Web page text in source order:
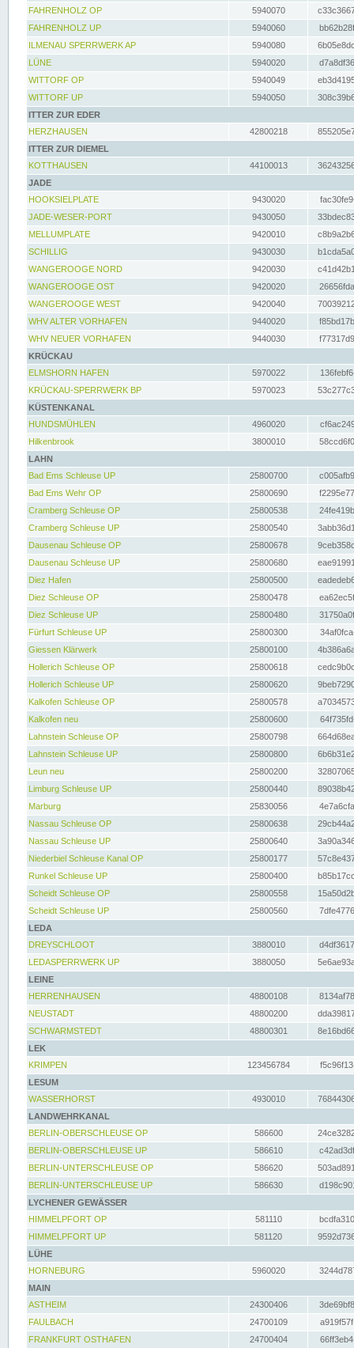
FAHRENHOLZ OP
5940070
FAHRENHOLZ UP
5940060
ILMENAU SPERRWERK AP
5940080
LÜNE
5940020
WITTORF OP
5940049
WITTORF UP
5940050
ITTER ZUR EDER
HERZHAUSEN
42800218
ITTER ZUR DIEMEL
KOTTHAUSEN
44100013
JADE
HOOKSIELPLATE
9430020
JADE-WESER-PORT
9430050
MELLUMPLATE
9420010
SCHILLIG
9430030
WANGEROOGE NORD
9420030
WANGEROOGE OST
9420020
WANGEROOGE WEST
9420040
WHV ALTER VORHAFEN
9440020
WHV NEUER VORHAFEN
9440030
KRÜCKAU
ELMSHORN HAFEN
5970022
KRÜCKAU-SPERRWERK BP
5970023
KÜSTENKANAL
HUNDSMÜHLEN
4960020
Hilkenbrook
3800010
LAHN
Bad Ems Schleuse UP
25800700
Bad Ems Wehr OP
25800690
Cramberg Schleuse OP
25800538
Cramberg Schleuse UP
25800540
Dausenau Schleuse OP
25800678
Dausenau Schleuse UP
25800680
Diez Hafen
25800500
Diez Schleuse OP
25800478
Diez Schleuse UP
25800480
Fürfurt Schleuse UP
25800300
Giessen Klärwerk
25800100
Hollerich Schleuse OP
25800618
Hollerich Schleuse UP
25800620
Kalkofen Schleuse OP
25800578
Kalkofen neu
25800600
Lahnstein Schleuse OP
25800798
Lahnstein Schleuse UP
25800800
Leun neu
25800200
Limburg Schleuse UP
25800440
Marburg
25830056
Nassau Schleuse OP
25800638
Nassau Schleuse UP
25800640
Niederbiel Schleuse Kanal OP
25800177
Runkel Schleuse UP
25800400
Scheidt Schleuse OP
25800558
Scheidt Schleuse UP
25800560
LEDA
DREYSCHLOOT
3880010
LEDASPERRWERK UP
3880050
LEINE
HERRENHAUSEN
48800108
NEUSTADT
48800200
SCHWARMSTEDT
48800301
LEK
KRIMPEN
123456784
LESUM
WASSERHORST
4930010
LANDWEHRKANAL
BERLIN-OBERSCHLEUSE OP
586600
BERLIN-OBERSCHLEUSE UP
586610
BERLIN-UNTERSCHLEUSE OP
586620
BERLIN-UNTERSCHLEUSE UP
586630
LYCHENER GEWÄSSER
HIMMELPFORT OP
581110
HIMMELPFORT UP
581120
LÜHE
HORNEBURG
5960020
MAIN
ASTHEIM
24300406
FAULBACH
24700109
FRANKFURT OSTHAFEN
24700404